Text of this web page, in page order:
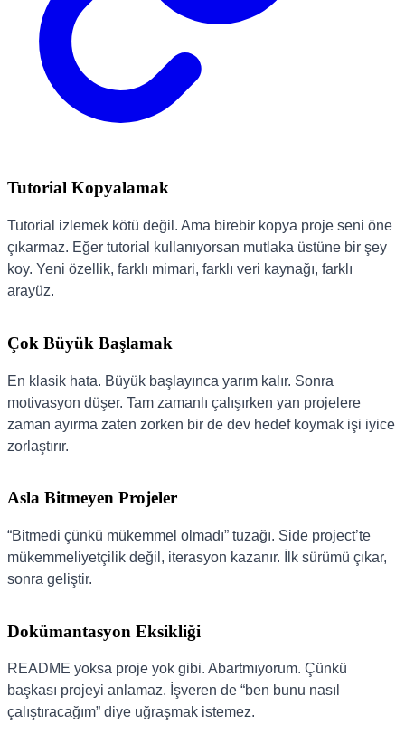
Tutorial Kopyalamak
Tutorial izlemek kötü değil. Ama birebir kopya proje seni öne
çıkarmaz. Eğer tutorial kullanıyorsan mutlaka üstüne bir şey
koy. Yeni özellik, farklı mimari, farklı veri kaynağı, farklı
arayüz.
Çok Büyük Başlamak
En klasik hata. Büyük başlayınca yarım kalır. Sonra
motivasyon düşer. Tam zamanlı çalışırken yan projelere
zaman ayırma zaten zorken bir de dev hedef koymak işi iyice
zorlaştırır.
Asla Bitmeyen Projeler
“Bitmedi çünkü mükemmel olmadı” tuzağı. Side project’te
mükemmeliyetçilik değil, iterasyon kazanır. İlk sürümü çıkar,
sonra geliştir.
Dokümantasyon Eksikliği
README yoksa proje yok gibi. Abartmıyorum. Çünkü
başkası projeyi anlamaz. İşveren de “ben bunu nasıl
çalıştıracağım” diye uğraşmak istemez.